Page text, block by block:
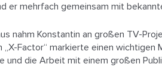
er mehrfach gemeinsam mit
nahm Konstantin an großen TV-
„X-Factor“ markierte einen
und die Arbeit mit einem großen